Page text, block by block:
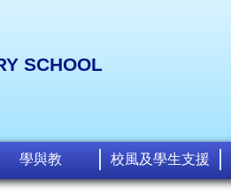
SCHOOL
學與教 校風及學生支援